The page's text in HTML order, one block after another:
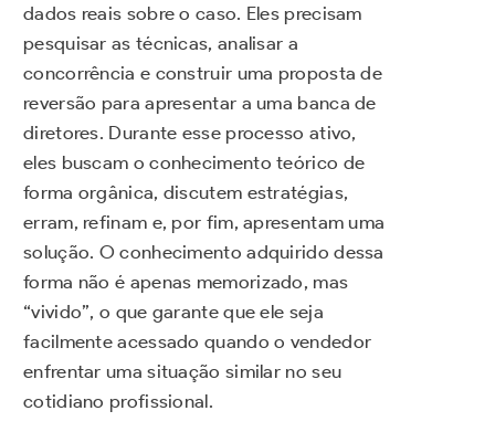
dados reais sobre o caso. Eles precisam
pesquisar as técnicas, analisar a
concorrência e construir uma proposta de
reversão para apresentar a uma banca de
diretores. Durante esse processo ativo,
eles buscam o conhecimento teórico de
forma orgânica, discutem estratégias,
erram, refinam e, por fim, apresentam uma
solução. O conhecimento adquirido dessa
forma não é apenas memorizado, mas
“vivido”, o que garante que ele seja
facilmente acessado quando o vendedor
enfrentar uma situação similar no seu
cotidiano profissional.